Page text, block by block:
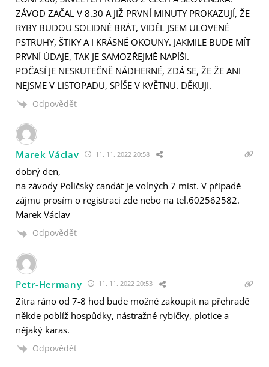
ZÁVOD ZAČAL V 8.30 A JIŽ PRVNÍ MINUTY PROKAZUJÍ, ŽE
RYBY BUDOU SOLIDNĚ BRÁT, VIDĚL JSEM ULOVENÉ
PSTRUHY, ŠTIKY A I KRÁSNÉ OKOUNY. JAKMILE BUDE MÍT
PRVNÍ ÚDAJE, TAK JE SAMOZŘEJMĚ NAPÍŠI.
POČASÍ JE NESKUTEČNĚ NÁDHERNÉ, ZDÁ SE, ŽE ŽE ANI
NEJSME V LISTOPADU, SPÍŠE V KVĚTNU. DĚKUJI.
Odpovědět
Marek Václav 11. 11. 2022 20:58
dobrý den,
na závody Poličský candát je volných 7 míst. V případě
zájmu prosím o registraci zde nebo na tel.602562582.
Marek Václav
Odpovědět
Petr-Hermany 11. 11. 2022 20:53
Zítra ráno od 7-8 hod bude možné zakoupit na přehradě
někde poblíž hospůdky, nástražné rybičky, plotice a
nějaký karas.
Odpovědět